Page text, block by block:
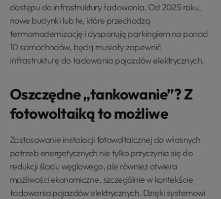
dostępu do infrastruktury ładowania. Od 2025 roku,
nowe budynki lub te, które przechodzą
termomodernizację i dysponują parkingiem na ponad
10 samochodów, będą musiały zapewnić
infrastrukturę do ładowania pojazdów elektrycznych.
Oszczędne „tankowanie”? Z
fotowoltaiką to możliwe
Zastosowanie instalacji fotowoltaicznej do własnych
potrzeb energetycznych nie tylko przyczynia się do
redukcji śladu węglowego, ale również otwiera
możliwości ekonomiczne, szczególnie w kontekście
ładowania pojazdów elektrycznych. Dzięki systemowi